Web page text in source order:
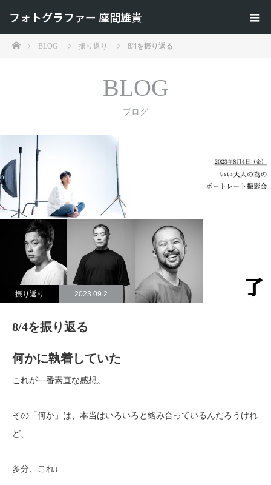
フォトグラファー 座間雄貴
ホームBLOG 振り返り 8/4を振り返る
BLOG
ブログ
振り返り 2023.09.2
8/4を振り返る
何かに執着していた
これが一番素直な感想。
その「何か」は、本当はいろいろと絡み合っているんだろうけれ
ど、
多分、これ↓